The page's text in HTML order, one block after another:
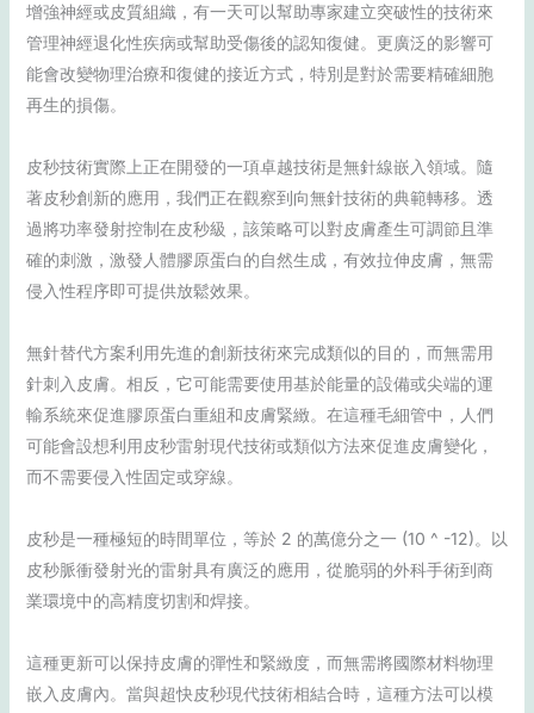
增強神經或皮質組織，有一天可以幫助專家建立突破性的技術來
管理神經退化性疾病或幫助受傷後的認知復健。更廣泛的影響可
能會改變物理治療和復健的接近方式，特別是對於需要精確細胞
再生的損傷。
皮秒技術實際上正在開發的一項卓越技術是無針線嵌入領域。隨
著皮秒創新的應用，我們正在觀察到向無針技術的典範轉移。透
過將功率發射控制在皮秒級，該策略可以對皮膚產生可調節且準
確的刺激，激發人體膠原蛋白的自然生成，有效拉伸皮膚，無需
侵入性程序即可提供放鬆效果。
無針替代方案利用先進的創新技術來完成類似的目的，而無需用
針刺入皮膚。相反，它可能需要使用基於能量的設備或尖端的運
輸系統來促進膠原蛋白重組和皮膚緊緻。在這種毛細管中，人們
可能會設想利用皮秒雷射現代技術或類似方法來促進皮膚變化，
而不需要侵入性固定或穿線。
皮秒是一種極短的時間單位，等於 2 的萬億分之一 (10 ^ -12)。以
皮秒脈衝發射光的雷射具有廣泛的應用，從脆弱的外科手術到商
業環境中的高精度切割和焊接。
這種更新可以保持皮膚的彈性和緊緻度，而無需將國際材料物理
嵌入皮膚內。當與超快皮秒現代技術相結合時，這種方法可以模